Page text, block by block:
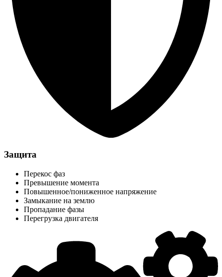
Защита
Перекос фаз
Превышение момента
Повышенное/пониженное напряжение
Замыкание на землю
Пропадание фазы
Перегрузка двигателя